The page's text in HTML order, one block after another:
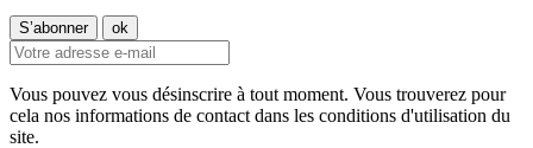
Vous pouvez vous désinscrire à tout moment. Vous trouverez pour
cela nos informations de contact dans les conditions d'utilisation du
site.